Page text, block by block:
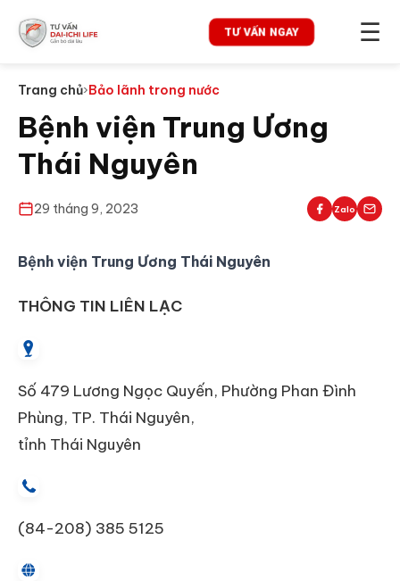
TƯ VẤN NGAY ☰
Trang chủ›Bảo lãnh trong nước
Bệnh viện Trung Ương
Thái Nguyên
29 tháng 9, 2023 Zalo
Bệnh viện Trung Ương Thái Nguyên
THÔNG TIN LIÊN LẠC
Số 479 Lương Ngọc Quyến, Phường Phan Đình
Phùng, TP. Thái Nguyên,
tỉnh Thái Nguyên
(84-208) 385 5125